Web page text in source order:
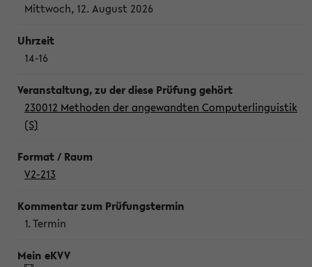
Mittwoch, 12. August 2026
14-16
230012 Methoden der angewandten Computerlinguistik
(S)
V2-213
1. Termin